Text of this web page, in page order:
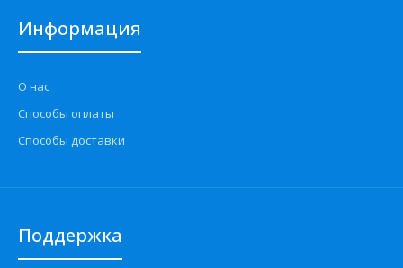
Информация
О нас
Способы оплаты
Способы доставки
Поддержка